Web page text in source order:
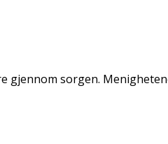
gjennom sorgen.